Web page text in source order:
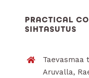
PRACTICAL
SIHTASUTUS
Taevasmaa
Aruvalla,